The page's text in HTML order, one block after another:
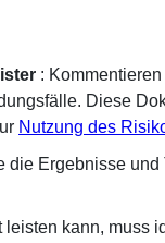
:
Diese
Nutzung des
die Ergebnisse
kann, muss